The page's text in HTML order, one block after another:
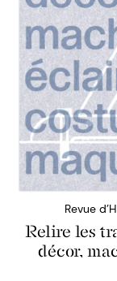
Revue
Relire les
décor,